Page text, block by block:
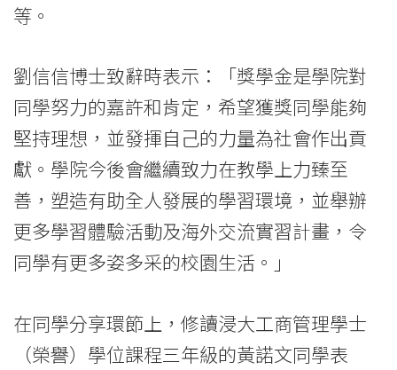
等。
劉信信博士致辭時表示：「獎學金是學院對
同學努力的嘉許和肯定，希望獲獎同學能夠
堅持理想，並發揮自己的力量為社會作出貢
獻。學院今後會繼續致力在教學上力臻至
善，塑造有助全人發展的學習環境，並舉辦
更多學習體驗活動及海外交流實習計畫，令
同學有更多姿多采的校園生活。」
在同學分享環節上，修讀浸大工商管理學士
（榮譽）學位課程三年級的黃諾文同學表